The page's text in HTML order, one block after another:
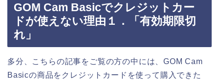
GOM Cam Basicでクレジットカー
ドが使えない理由１．「有効期限切
れ」
多分、こちらの記事をご覧の方の中には、GOM Cam
Basicの商品をクレジットカードを使って購入できた